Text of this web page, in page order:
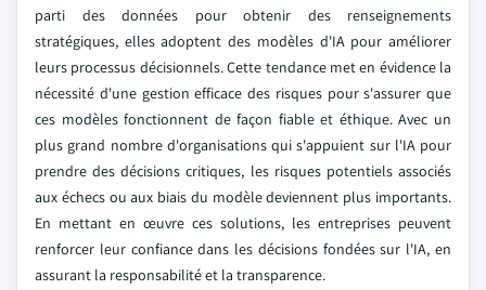
parti des données pour obtenir des renseignements
stratégiques, elles adoptent des modèles d'IA pour améliorer
leurs processus décisionnels. Cette tendance met en évidence la
nécessité d'une gestion efficace des risques pour s'assurer que
ces modèles fonctionnent de façon fiable et éthique. Avec un
plus grand nombre d'organisations qui s'appuient sur l'IA pour
prendre des décisions critiques, les risques potentiels associés
aux échecs ou aux biais du modèle deviennent plus importants.
En mettant en œuvre ces solutions, les entreprises peuvent
renforcer leur confiance dans les décisions fondées sur l'IA, en
assurant la responsabilité et la transparence.